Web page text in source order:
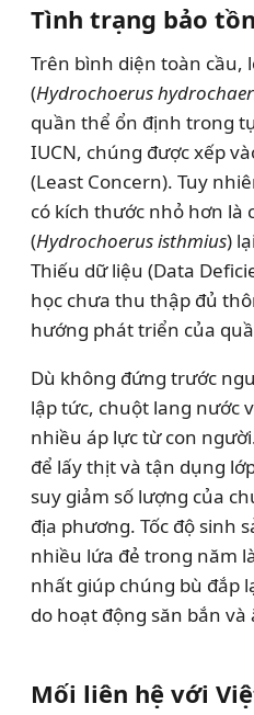
Tình trạng bảo
Trên bình diện toàn cầu,
(Hydrochoerus
quần thể ổn định trong
IUCN, chúng được xếp
(Least Concern). Tuy
có kích thước nhỏ hơn là
(Hydrochoerus isthmius)
Thiếu dữ liệu (Data
học chưa thu thập đủ
hướng phát triển của
Dù không đứng trước
lập tức, chuột lang nước
nhiều áp lực từ con
để lấy thịt và tận dụng
suy giảm số lượng của
địa phương. Tốc độ sinh
nhiều lứa đẻ trong năm
nhất giúp chúng bù đắp
do hoạt động săn bắn
Mối liên hệ với